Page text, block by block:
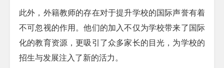
此外，外籍教师的存在对于提升学校的国际声誉有着
不可忽视的作用。他们的加入不仅为学校带来了国际
化的教育资源，更吸引了众多家长的目光，为学校的
招生与发展注入了新的活力。